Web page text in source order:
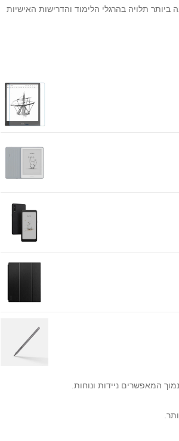
תלויה בהרגלי הלימוד והדרישות האישיות
המאפשרים ניידות ונוחות.